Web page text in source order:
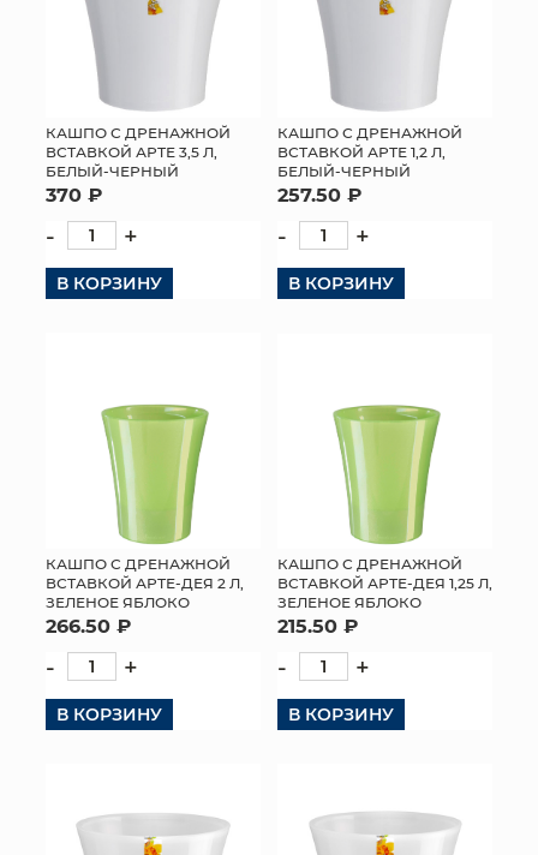
КАШПО С ДРЕНАЖНОЙ
ВСТАВКОЙ АРТЕ 3,5 Л,
БЕЛЫЙ-ЧЕРНЫЙ
370 ₽
- +
В КОРЗИНУ
КАШПО С ДРЕНАЖНОЙ
ВСТАВКОЙ АРТЕ 1,2 Л,
БЕЛЫЙ-ЧЕРНЫЙ
257.50 ₽
- +
В КОРЗИНУ
КАШПО С ДРЕНАЖНОЙ
ВСТАВКОЙ АРТЕ-ДЕЯ 2 Л,
ЗЕЛЕНОЕ ЯБЛОКО
266.50 ₽
- +
В КОРЗИНУ
КАШПО С ДРЕНАЖНОЙ
ВСТАВКОЙ АРТЕ-ДЕЯ 1,25 Л,
ЗЕЛЕНОЕ ЯБЛОКО
215.50 ₽
- +
В КОРЗИНУ